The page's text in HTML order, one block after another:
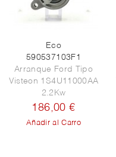
Eco
590537103F1
Arranque Ford Tipo
Visteon 1S4U11000AA
2.2Kw
186,00 €
Añadir al Carro